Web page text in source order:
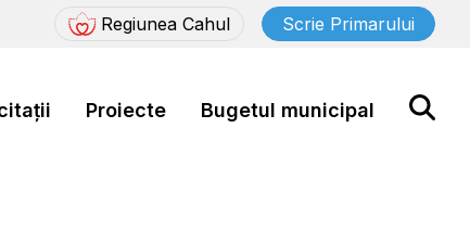
Regiunea Cahul Scrie Primarului
Proiecte Bugetul municipal